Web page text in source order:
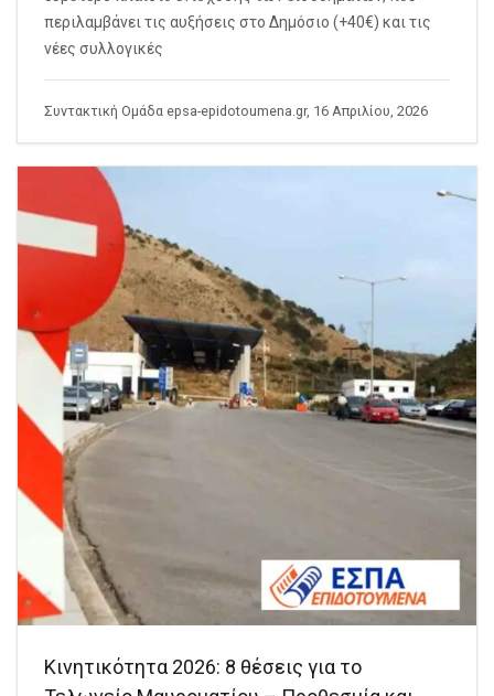
περιλαμβάνει τις αυξήσεις στο Δημόσιο (+40€) και τις
νέες συλλογικές
Συντακτική Ομάδα epsa-epidotoumena.gr, 16 Απριλίου, 2026
Κινητικότητα 2026: 8 θέσεις για το